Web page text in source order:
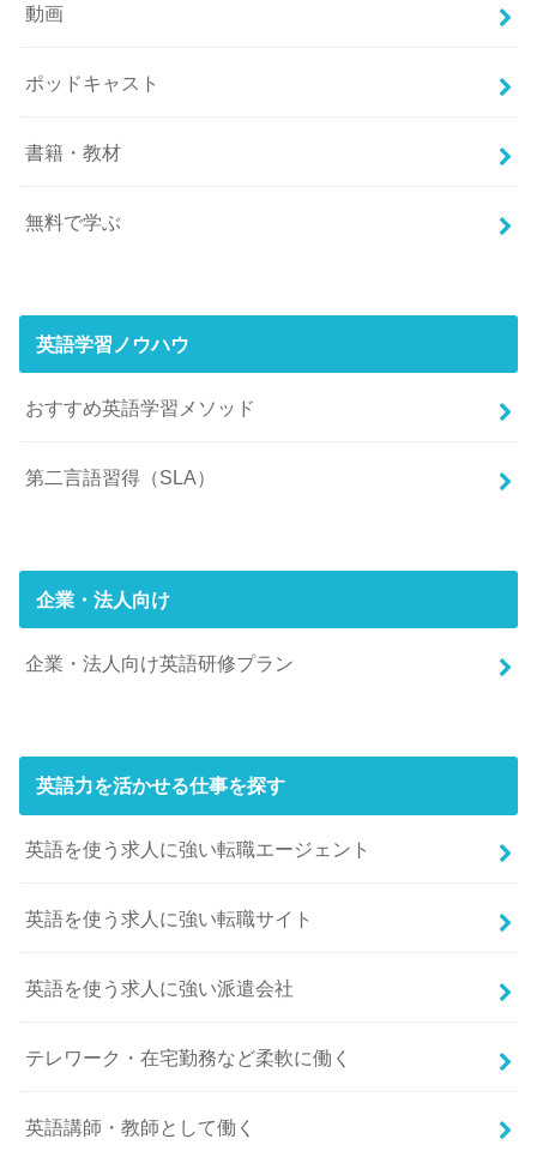
動画
ポッドキャスト
書籍・教材
無料で学ぶ
英語学習ノウハウ
おすすめ英語学習メソッド
第二言語習得（SLA）
企業・法人向け
企業・法人向け英語研修プラン
英語力を活かせる仕事を探す
英語を使う求人に強い転職エージェント
英語を使う求人に強い転職サイト
英語を使う求人に強い派遣会社
テレワーク・在宅勤務など柔軟に働く
英語講師・教師として働く